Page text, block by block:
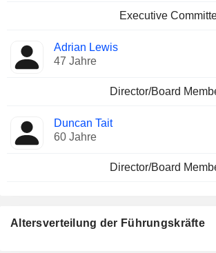
Executive
Adrian Lewis
47 Jahre
Director/Board
Duncan Tait
60 Jahre
Director/Board
Altersverteilung der Führungskräfte